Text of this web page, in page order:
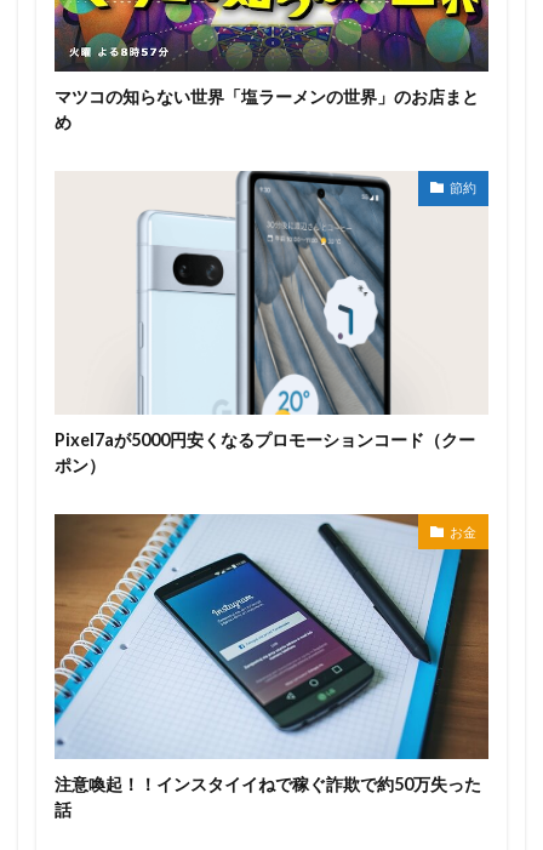
マツコの知らない世界「塩ラーメンの世界」のお店まと
め
節約
Pixel7aが5000円安くなるプロモーションコード（クー
ポン）
お金
注意喚起！！インスタイイねで稼ぐ詐欺で約50万失った
話